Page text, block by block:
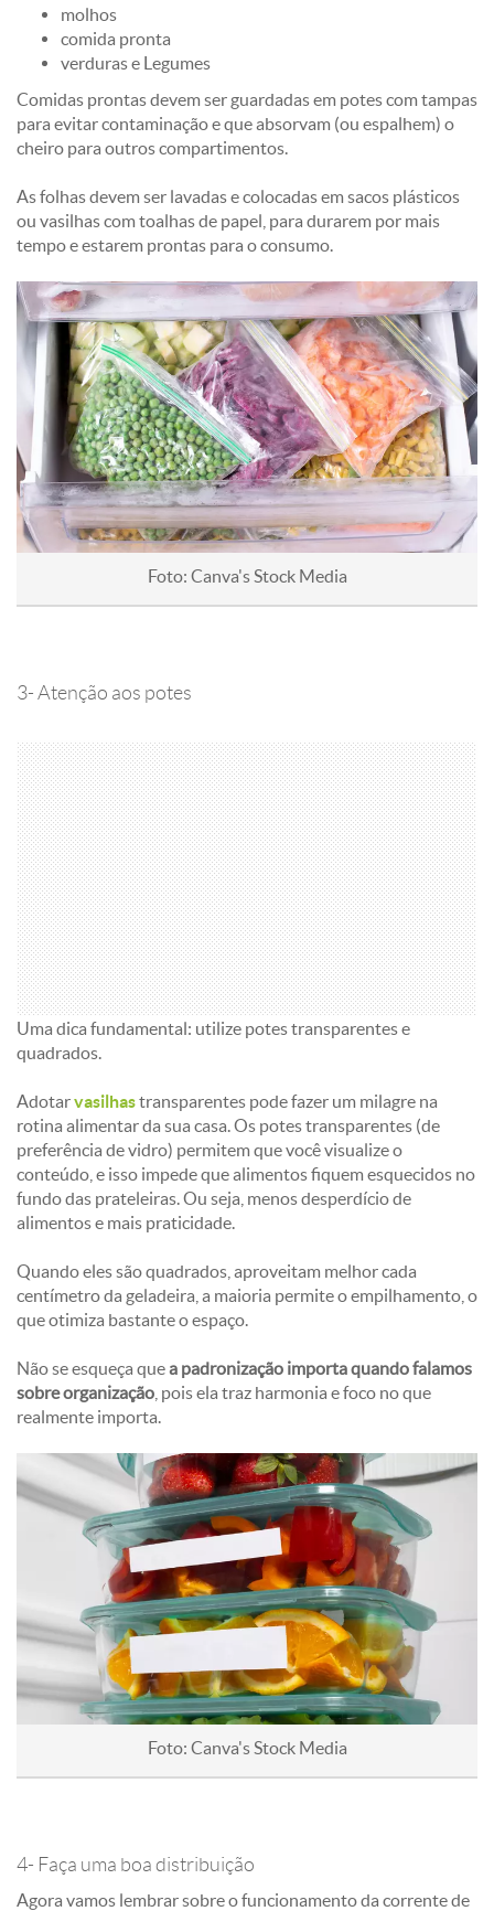
molhos
comida pronta
verduras e Legumes
Comidas prontas devem ser guardadas em potes com tampas
para evitar contaminação e que absorvam (ou espalhem) o
cheiro para outros compartimentos.
As folhas devem ser lavadas e colocadas em sacos plásticos
ou vasilhas com toalhas de papel, para durarem por mais
tempo e estarem prontas para o consumo.
Foto: Canva's Stock Media
3- Atenção aos potes
Uma dica fundamental: utilize potes transparentes e
quadrados.
Adotarvasilhastransparentes pode fazer um milagre na
rotina alimentar da sua casa. Os potes transparentes (de
preferência de vidro) permitem que você visualize o
conteúdo, e isso impede que alimentos fiquem esquecidos no
fundo das prateleiras. Ou seja, menos desperdício de
alimentos e mais praticidade.
Quando eles são quadrados, aproveitam melhor cada
centímetro da geladeira, a maioria permite o empilhamento, o
que otimiza bastante o espaço.
Não se esqueça quea padronização importa quando falamos
sobre organização , pois ela traz harmonia e foco no que
realmente importa.
Foto: Canva's Stock Media
4- Faça uma boa distribuição
Agora vamos lembrar sobre o funcionamento da corrente de